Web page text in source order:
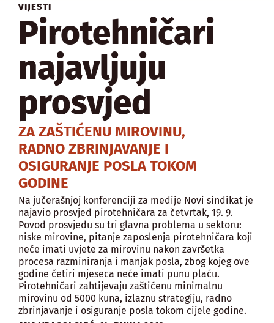
VIJESTI
Pirotehničari
najavljuju
prosvjed
ZA ZAŠTIĆENU MIROVINU,
RADNO ZBRINJAVANJE I
OSIGURANJE POSLA TOKOM
GODINE
Na jučerašnjoj konferenciji za medije Novi sindikat je
najavio prosvjed pirotehničara za četvrtak, 19. 9.
Povod prosvjedu su tri glavna problema u sektoru:
niske mirovine, pitanje zaposlenja pirotehničara koji
neće imati uvjete za mirovinu nakon završetka
procesa razminiranja i manjak posla, zbog kojeg ove
godine četiri mjeseca neće imati punu plaću.
Pirotehničari zahtijevaju zaštićenu minimalnu
mirovinu od 5000 kuna, izlaznu strategiju, radno
zbrinjavanje i osiguranje posla tokom cijele godine.